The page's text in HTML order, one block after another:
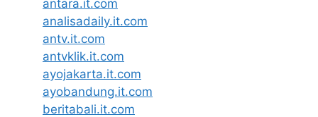
antara.it.com
analisadaily.it.com
antv.it.com
antvklik.it.com
ayojakarta.it.com
ayobandung.it.com
beritabali.it.com